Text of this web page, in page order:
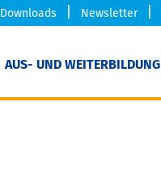
Downloads Newsletter
AUS- UND WEITERBILDUNG